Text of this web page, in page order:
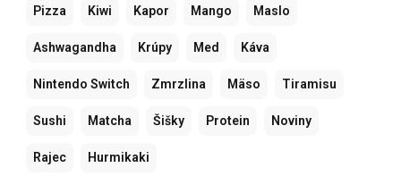
Pizza Kiwi Kapor Mango Maslo
Ashwagandha Krúpy Med Káva
Nintendo Switch Zmrzlina Mäso Tiramisu
Sushi Matcha Šišky Protein Noviny
Rajec Hurmikaki